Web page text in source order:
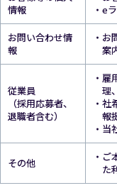
情報
・e
お問い合わせ情
報
・お
案
従業員
（採用応募者、
退職者含む）
・雇
理
・社
報
・当
その他
・ご
た